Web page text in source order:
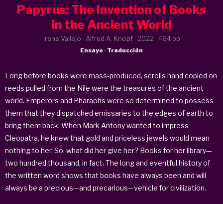
Papyrus: The Invention of Books
in the Ancient World
Irene Vallejo · Alfred A. Knopf · 2022 · 464 pp
Ensayo · Traducción
Long before books were mass-produced, scrolls hand copied on
reeds pulled from the Nile were the treasures of the ancient
world. Emperors and Pharaohs were so determined to possess
them that they dispatched emissaries to the edges of earth to
bring them back. When Mark Antony wanted to impress
Cleopatra, he knew that gold and priceless jewels would mean
nothing to her. So, what did her give her? Books for her library—
two hundred thousand, in fact. The long and eventful history of
the written word shows that books have always been and will
always be a precious—and precarious—vehicle for civilization.